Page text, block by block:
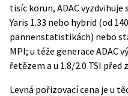
tisíc korun, ADAC
Yaris 1.33 nebo hybrid (od
pannenstatistikách) nebo
MPI; u téže generace ADAC
řetězem a u 1.8/2.0 TSI
Levná pořizovací cena je u